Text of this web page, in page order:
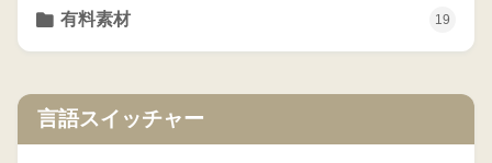
有料素材 19
言語スイッチャー